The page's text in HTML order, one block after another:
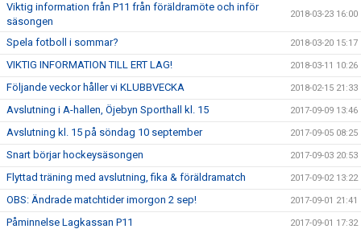
Viktig information från P11 från föräldramöte och inför
säsongen
2018-03-23 16:00
Spela fotboll i sommar? 2018-03-20 15:17
VIKTIG INFORMATION TILL ERT LAG! 2018-03-11 10:26
Följande veckor håller vi KLUBBVECKA 2018-02-15 21:33
Avslutning i A-hallen, Öjebyn Sporthall kl. 15 2017-09-09 13:46
Avslutning kl. 15 på söndag 10 september 2017-09-05 08:25
Snart börjar hockeysäsongen 2017-09-03 20:53
Flyttad träning med avslutning, fika & föräldramatch 2017-09-02 13:22
OBS: Ändrade matchtider imorgon 2 sep! 2017-09-01 21:41
Påminnelse Lagkassan P11 2017-09-01 17:32